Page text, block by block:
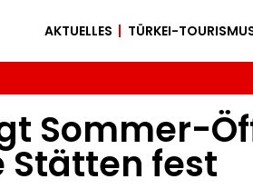
AKTUELLES TÜRKEI-
Sommer-
Stätten fest